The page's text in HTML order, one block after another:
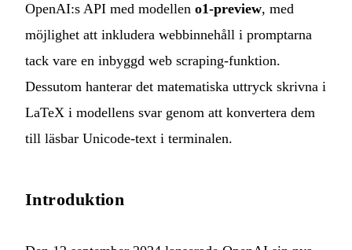
OpenAI:s API med modellen o1-preview, med
möjlighet att inkludera webbinnehåll i promptarna
tack vare en inbyggd web scraping‑funktion.
Dessutom hanterar det matematiska uttryck skrivna i
LaTeX i modellens svar genom att konvertera dem
till läsbar Unicode‑text i terminalen.
Introduktion